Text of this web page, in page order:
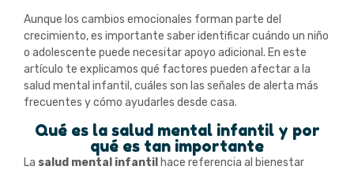
Aunque los cambios emocionales forman parte del
crecimiento, es importante saber identificar cuándo un niño
o adolescente puede necesitar apoyo adicional. En este
artículo te explicamos qué factores pueden afectar a la
salud mental infantil, cuáles son las señales de alerta más
frecuentes y cómo ayudarles desde casa.
Qué es la salud mental infantil y por
qué es tan importante
La salud mental infantil hace referencia al bienestar